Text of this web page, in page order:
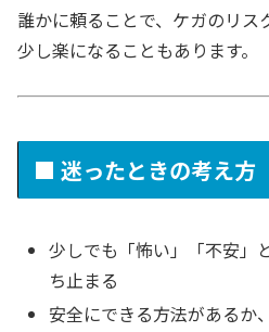
誰かに頼ることで、ケガのリス
少し楽になることもあります。
■ 迷ったときの考え方
少しでも「怖い」「不安」
ち止まる
安全にできる方法があるか